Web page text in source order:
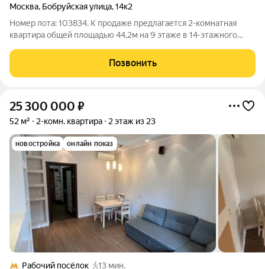
Москва, Бобруйская улица,14к2
Номер лота: 103834. К продаже предлагается 2-комнатная
квартира общей площадью 44,2м на 9 этаже в 14-этажного
ремонтом, с отличной планировкой: 2 изолированные комнаты
правильной формы. Квартира
Позвонить
25 300 000 ₽
52 м² 2-комн. квартира 2 этаж из 23
новостройка онлайн показ
Рабочий посёлок
13 мин.